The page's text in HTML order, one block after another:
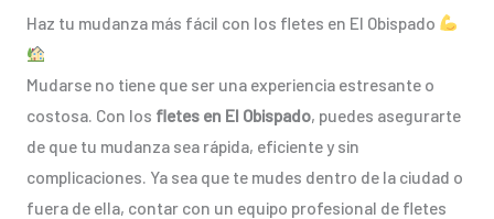
Haz tu mudanza más fácil con los fletes en El Obispado
Mudarse no tiene que ser una experiencia estresante o
costosa. Con los fletes en El Obispado, puedes asegurarte
de que tu mudanza sea rápida, eficiente y sin
complicaciones. Ya sea que te mudes dentro de la ciudad o
fuera de ella, contar con un equipo profesional de fletes